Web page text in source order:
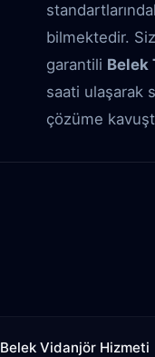
bilmektedir.
garantili Belek
saati ulaşarak
çözüme
Belek Vidanjör Hizmeti